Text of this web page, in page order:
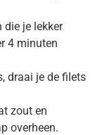
die je lekker
4 minuten
draai je de filets
zout en
overheen.